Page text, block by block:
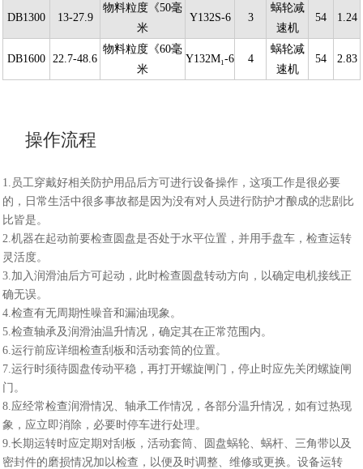
DB1300 13-27.9
物料粒度《50毫
米
Y132S-6 3
蜗轮减
速机
54 1.24
DB1600 22.7-48.6
物料粒度《60毫
米
Y132M₁-6 4
蜗轮减
速机
54 2.83
操作流程
1.员工穿戴好相关防护用品后方可进行设备操作，这项工作是很必要
的，日常生活中很多事故都是因为没有对人员进行防护才酿成的悲剧比
比皆是。
2.机器在起动前要检查圆盘是否处于水平位置，并用手盘车，检查运转
灵活度。
3.加入润滑油后方可起动，此时检查圆盘转动方向，以确定电机接线正
确无误。
4.检查有无周期性噪音和漏油现象。
5.检查轴承及润滑油温升情况，确定其在正常范围内。
6.运行前应详细检查刮板和活动套筒的位置。
7.运行时须待圆盘传动平稳，再打开螺旋闸门，停止时应先关闭螺旋闸
门。
8.应经常检查润滑情况、轴承工作情况，各部分温升情况，如有过热现
象，应立即消除，必要时停车进行处理。
9.长期运转时应定期对刮板，活动套筒、圆盘蜗轮、蜗杆、三角带以及
密封件的磨损情况加以检查，以便及时调整、维修或更换。设备运转